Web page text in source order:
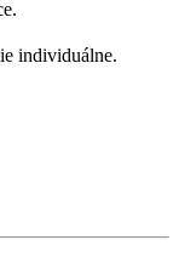
individuálne.